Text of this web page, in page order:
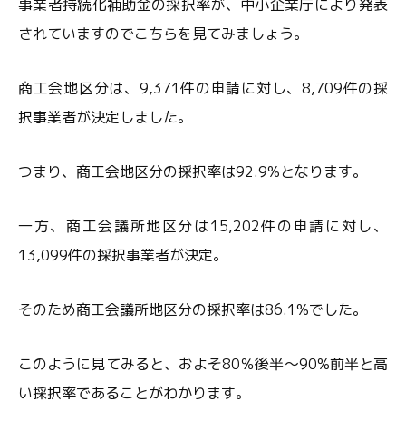
事業者持続化補助金の採択率が、中小企業庁により発表
されていますのでこちらを見てみましょう。
商工会地区分は、9,371件の申請に対し、8,709件の採
択事業者が決定しました。
つまり、商工会地区分の採択率は92.9%となります。
一方、商工会議所地区分は15,202件の申請に対し、
13,099件の採択事業者が決定。
そのため商工会議所地区分の採択率は86.1%でした。
このように見てみると、およそ80％後半～90%前半と高
い採択率であることがわかります。